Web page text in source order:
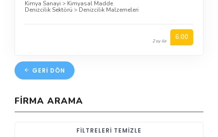
Kimya Sanayi > Kimyasal Madde
Denizcilik Sektörü > Denizcilik Malzemeleri
2 oy ile 6.00
GERI DÖN
FIRMA ARAMA
FILTRELERI TEMIZLE